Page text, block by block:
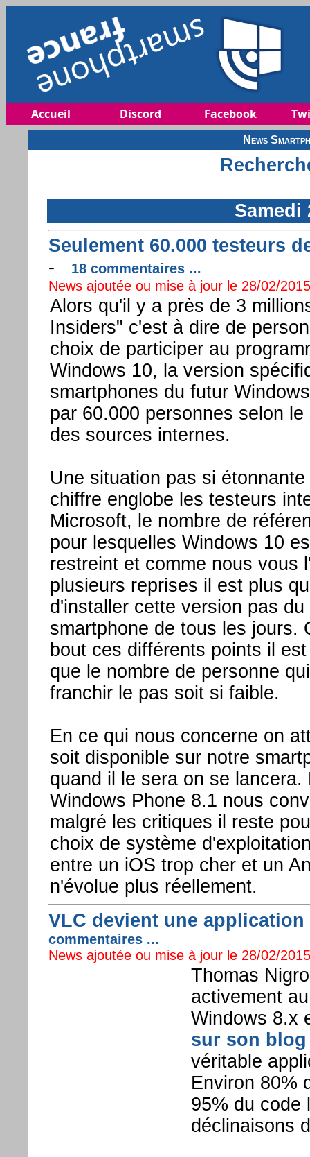
Accueil Discord Facebook
News
Samedi
Seulement 60.000 testeurs
-
18 commentaires ...
News ajoutée ou mise à jour le 28/02/
Alors qu'il y a près de 3
Insiders" c'est à dire de
choix de participer au
Windows 10, la version
smartphones du futur
par 60.000 personnes selon
des sources internes.
Une situation pas si
chiffre englobe les testeurs
Microsoft, le nombre de
pour lesquelles Windows 10
restreint et comme nous vous
plusieurs reprises il est plus
d'installer cette version pas
smartphone de tous les jours.
bout ces différents points il
que le nombre de personne
franchir le pas soit si faible.
En ce qui nous concerne on
soit disponible sur notre
quand il le sera on se lancera.
Windows Phone 8.1 nous
malgré les critiques il reste
choix de système
entre un iOS trop cher et un
n'évolue plus réellement.
VLC devient une
commentaires ...
News ajoutée ou mise à jour le 28/02/
Thomas
activement
Windows 8.x
sur son blog
véritable
Environ 80%
95% du code
déclinaisons